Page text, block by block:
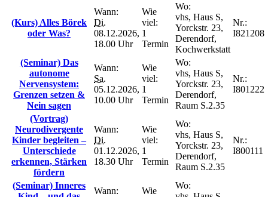
(Kurs) Alles Börek
oder Was?
Wann:
Di.
08.12.2026,
18.00 Uhr
Wie
viel:
1
Termin
Wo:
vhs, Haus S,
Yorckstr. 23,
Derendorf,
Kochwerkstatt
Nr.:
I821208
(Seminar) Das
autonome
Nervensystem:
Grenzen setzen &
Nein sagen
Wann:
Sa.
05.12.2026,
10.00 Uhr
Wie
viel:
1
Termin
Wo:
vhs, Haus S,
Yorckstr. 23,
Derendorf,
Raum S.2.35
Nr.:
I801222
(Vortrag)
Neurodivergente
Kinder begleiten –
Unterschiede
erkennen, Stärken
fördern
Wann:
Di.
01.12.2026,
18.30 Uhr
Wie
viel:
1
Termin
Wo:
vhs, Haus S,
Yorckstr. 23,
Derendorf,
Raum S.2.35
Nr.:
I800111
(Seminar) Inneres
Wann:
Wie
Wo: